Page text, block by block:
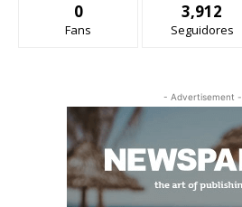
0
Fans
3,912
Seguidores
- Advertisement -